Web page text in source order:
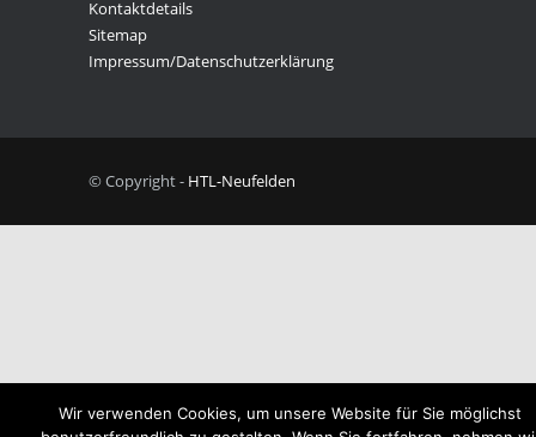
Kontaktdetails
Sitemap
Impressum/Datenschutzerklärung
© Copyright - HTL-Neufelden
Wir verwenden Cookies, um unsere Website für Sie möglichst